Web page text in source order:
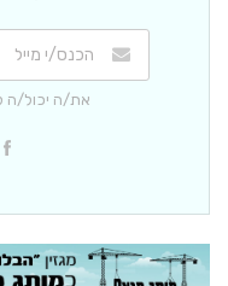
את/ה יכול/ה